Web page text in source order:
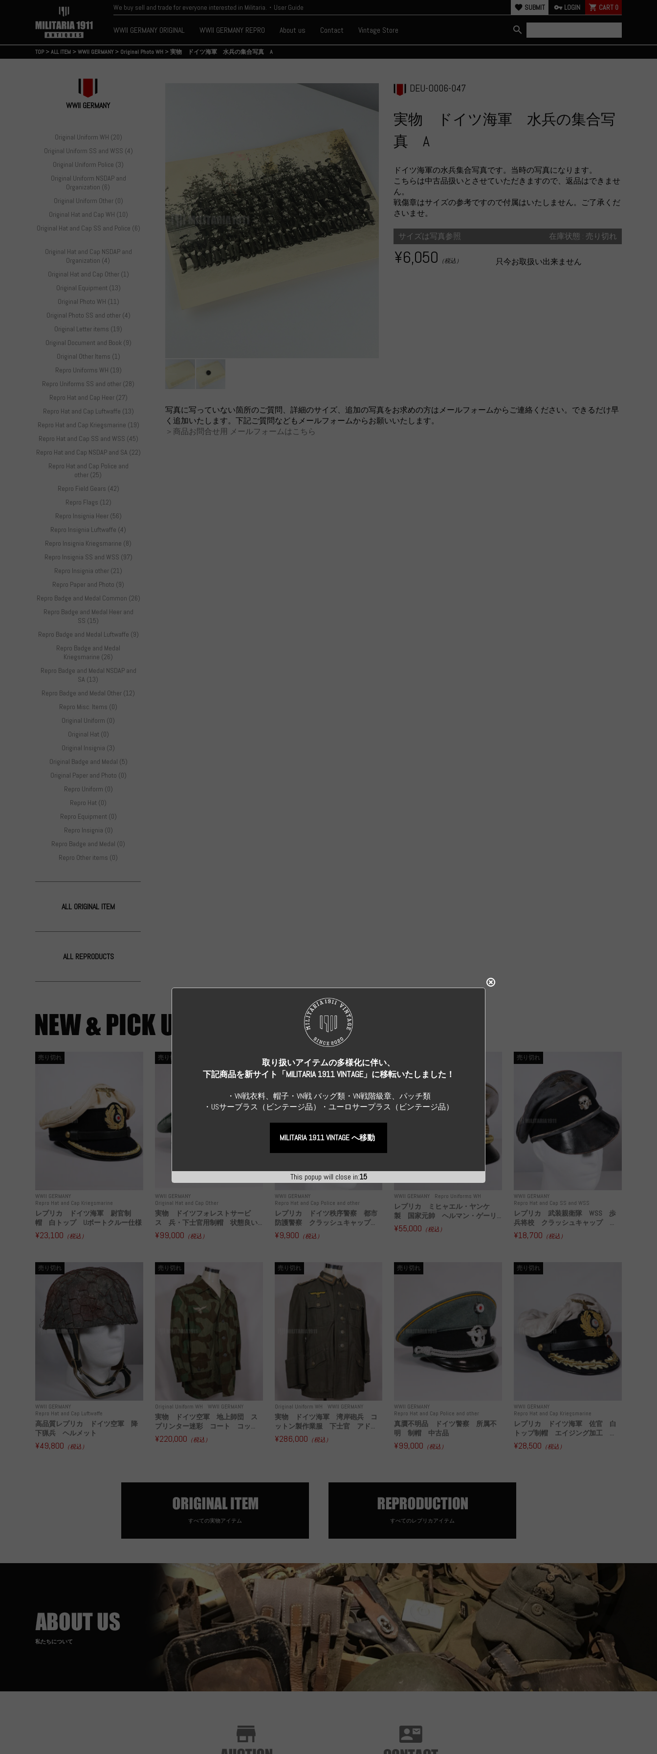
We buy sell and trade for everyone interested in Militaria.・User Guide favorite SUBMIT vpn_key LOGIN shopping_cart CART 0
WWII GERMANY ORIGINAL WWII GERMANY REPRO About us Contact Vintage Store search
TOP>ALL ITEM >WWII GERMANY > Original Photo WH >実物 ドイツ海軍 水兵の集合写真 A
WWII GERMANY
Original Uniform WH (20)
Original Uniform SS and WSS (4)
Original Uniform Police (3)
Original Uniform NSDAP and
Organization (6)
Original Uniform Other (0)
Original Hat and Cap WH (10)
Original Hat and Cap SS and Police (6)
Original Hat and Cap NSDAP and
Organization (4)
Original Hat and Cap Other (1)
Original Equipment (13)
Original Photo WH (11)
Original Photo SS and other (4)
Original Letter items (19)
Original Document and Book (9)
Original Other Items (1)
Repro Uniforms WH (19)
Repro Uniforms SS and other (28)
Repro Hat and Cap Heer (27)
Repro Hat and Cap Luftwaffe (13)
Repro Hat and Cap Kriegsmarine (19)
Repro Hat and Cap SS and WSS (45)
Repro Hat and Cap NSDAP and SA (22)
Repro Hat and Cap Police and
other (25)
Repro Field Gears (42)
Repro Flags (12)
Repro Insignia Heer (56)
Repro Insignia Luftwaffe (4)
Repro Insignia Kriegsmarine (8)
Repro Insignia SS and WSS (97)
Repro Insignia other (21)
Repro Paper and Photo (9)
Repro Badge and Medal Common (26)
Repro Badge and Medal Heer and
SS (15)
Repro Badge and Medal Luftwaffe (9)
Repro Badge and Medal
Kriegsmarine (26)
Repro Badge and Medal NSDAP and
SA (13)
Repro Badge and Medal Other (12)
Repro Misc. Items (0)
Original Uniform (0)
Original Hat (0)
Original Insignia (3)
Original Badge and Medal (5)
Original Paper and Photo (0)
Repro Uniform (0)
Repro Hat (0)
Repro Equipment (0)
Repro Insignia (0)
Repro Badge and Medal (0)
Repro Other items (0)
ALL ORIGINAL ITEM
ALL REPRODUCTS
DEU-O006-047
実物 ドイツ海軍 水兵の集合写
真 A
ドイツ海軍の水兵集合写真です。当時の写真になります。
こちらは中古品扱いとさせていただきますので、返品はできませ
ん。
戦傷章はサイズの参考ですので付属はいたしません。ご了承くだ
さいませ。
サイズは写真参照 在庫状態 : 売り切れ
¥6,050 （税込） 只今お取扱い出来ません
写真に写っていない箇所のご質問、詳細のサイズ、追加の写真をお求めの方はメールフォームからご連絡ください。できるだけ早
く追加いたします。下記ご質問などもメールフォームからお願いいたします。
＞商品お問合せ用 メールフォームはこちら
WWII GERMANY
Repro Hat and Cap Kriegsmarine
売り切れ
レプリカ ドイツ海軍 尉官制
帽 白トップ Uボートクルー仕様
¥23,100 （税込）
WWII GERMANY
Original Hat and Cap Other
売り切れ
実物 ドイツフォレストサービ
ス 兵・下士官用制帽 状態良い...
¥99,000 （税込）
WWII GERMANY
Repro Hat and Cap Police and other
売り切れ
レプリカ ドイツ秩序警察 都市
防護警察 クラッシュキャップ...
¥9,900 （税込）
WWII GERMANY Repro Uniforms WH
レプリカ ミヒャエル・ヤンケ
製 国家元帥 ヘルマン・ゲーリ...
¥55,000 （税込）
WWII GERMANY
Repro Hat and Cap SS and WSS
売り切れ
レプリカ 武装親衛隊 WSS 歩
兵将校 クラッシュキャップ ...
¥18,700 （税込）
WWII GERMANY
Repro Hat and Cap Luftwaffe
売り切れ
高品質レプリカ ドイツ空軍 降
下猟兵 ヘルメット
¥49,800 （税込）
Original Uniform WH WWII GERMANY
売り切れ
実物 ドイツ空軍 地上師団 ス
プリンター迷彩 コート コッ...
¥220,000 （税込）
Original Uniform WH WWII GERMANY
売り切れ
実物 ドイツ海軍 湾岸砲兵 コ
ットン製作業服 下士官 アド...
¥286,000 （税込）
WWII GERMANY
Repro Hat and Cap Police and other
売り切れ
真贋不明品 ドイツ警察 所属不
明 制帽 中古品
¥99,000 （税込）
WWII GERMANY
Repro Hat and Cap Kriegsmarine
売り切れ
レプリカ ドイツ海軍 佐官 白
トップ制帽 エイジング加工 ...
¥28,500 （税込）
すべての実物アイテム すべてのレプリカアイテム
私たちについて
This popup will close in:14
取り扱いアイテムの多様化に伴い、
下記商品を新サイト「MILITARIA 1911 VINTAGE」に移転いたしました！
・VN戦衣料、帽子・VN戦 バッグ類・VN戦階級章、パッチ類
・USサーブラス（ビンテージ品）・ユーロサープラス（ビンテージ品）
MILITARIA 1911 VINTAGE へ移動